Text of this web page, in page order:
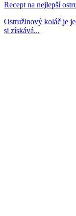
Recept na nejlepší
Ostružinový koláč je
si získává...